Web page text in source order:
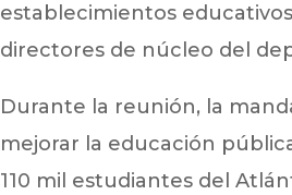
establecimientos
directores de núcleo del
Durante la reunión, la
mejorar la educación
110 mil estudiantes del